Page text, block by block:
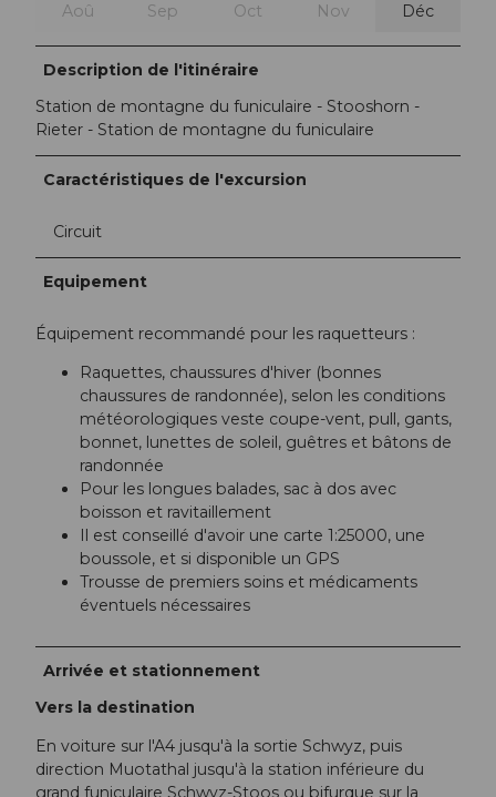
Aoû Sep Oct Nov Déc
Description de l'itinéraire
Station de montagne du funiculaire - Stooshorn -
Rieter - Station de montagne du funiculaire
Caractéristiques de l'excursion
Circuit
Equipement
Équipement recommandé pour les raquetteurs :
Raquettes, chaussures d'hiver (bonnes
chaussures de randonnée), selon les conditions
météorologiques veste coupe-vent, pull, gants,
bonnet, lunettes de soleil, guêtres et bâtons de
randonnée
Pour les longues balades, sac à dos avec
boisson et ravitaillement
Il est conseillé d'avoir une carte 1:25000, une
boussole, et si disponible un GPS
Trousse de premiers soins et médicaments
éventuels nécessaires
Arrivée et stationnement
Vers la destination
En voiture sur l'A4 jusqu'à la sortie Schwyz, puis
direction Muotathal jusqu'à la station inférieure du
grand funiculaire Schwyz-Stoos ou bifurque sur la